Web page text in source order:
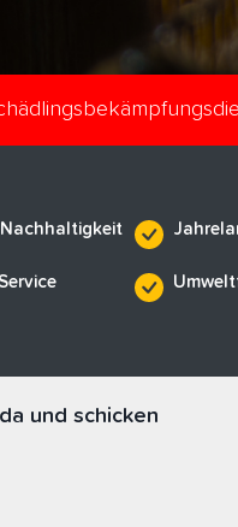
und schicken